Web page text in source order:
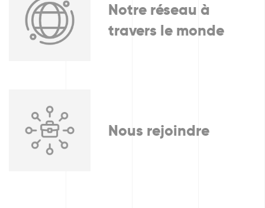
Notre réseau à
travers le monde
Nous rejoindre